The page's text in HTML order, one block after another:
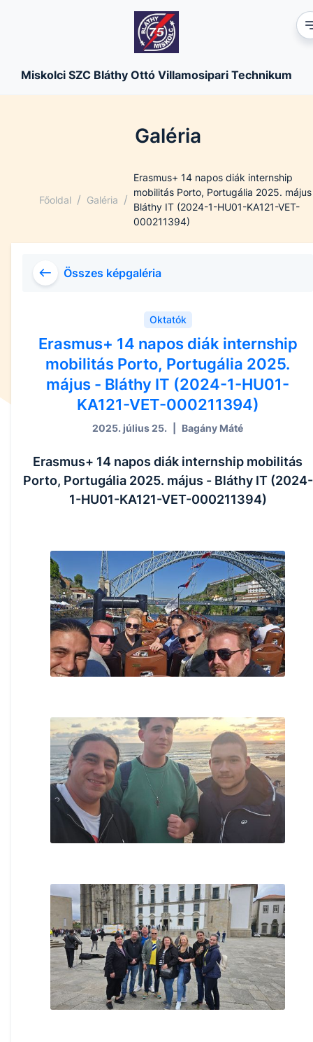
Miskolci SZC Bláthy Ottó Villamosipari Technikum
Galéria
Főoldal / Galéria /
Erasmus+ 14 napos diák internship
mobilitás Porto, Portugália 2025.
Bláthy IT (2024-1-HU01-KA121-VET-
000211394)
Összes képgaléria
Oktatók
Erasmus+ 14 napos diák internship
mobilitás Porto, Portugália 2025.
május - Bláthy IT (2024-1-HU01-
KA121-VET-000211394)
2025. július 25. Bagány Máté
Erasmus+ 14 napos diák internship mobilitás
Porto, Portugália 2025. május - Bláthy IT (2024-
1-HU01-KA121-VET-000211394)